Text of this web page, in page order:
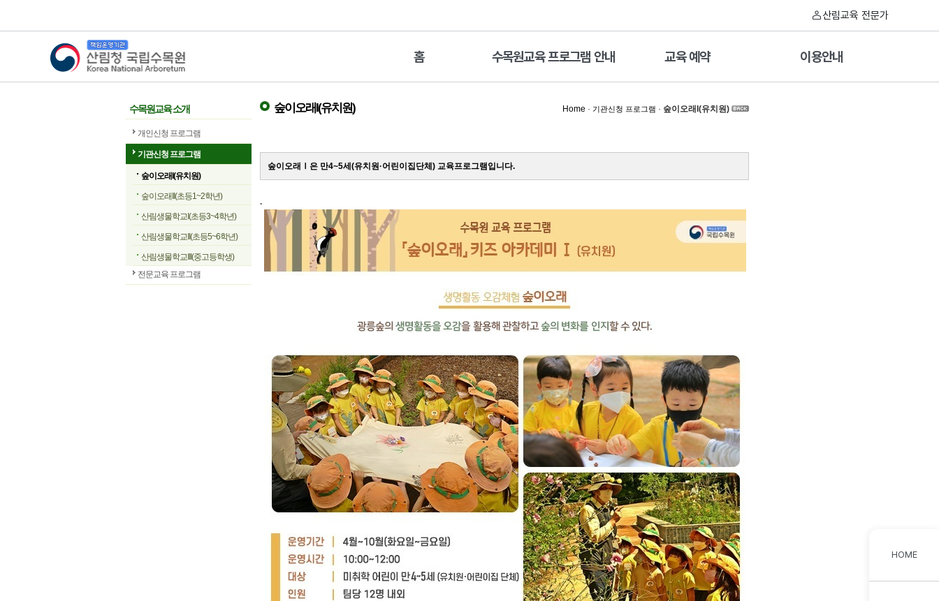
산림교육 전문가
산림청 국립수목원
홈 수목원교육 프로그램 안내 교육 예약 이용안내
수목원교육 소개
개인신청 프로그램
기관신청 프로그램
숲이오래I(유치원)
숲이오래II(초등1~2학년)
산림생물학교I(초등3~4학년)
산림생물학교II(초등5~6학년)
산림생물학교III(중고등학생)
전문교육 프로그램
Home · 기관신청 프로그램 · 숲이오래I(유치원)
숲이오래I(유치원)
숲이오래Ⅰ은 만4~5세(유치원·어린이집단체) 교육프로그램입니다.
.
HOME